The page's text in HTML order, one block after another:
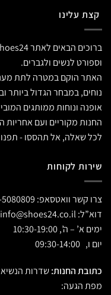
קצת עלינו
וספורט לנשים ולגברים.
האתר הוקם במטרה לתת
נוחים, במבחר הגדול ביותר
אופנה ונוחות ממותגים
החנות מקוריים ועם
לכל שאלה, אל תהססו - תפנו
שירות לקוחות
צרו קשר וואטסאפ:
דוא”ל:
ימים א’ – ה’, 10:30-19:00
יום ו, 09:30-14:00
כתובת החנות:שדרות הנשיא 128, מרכז הכרמל, חיפה
מפת הגעה: